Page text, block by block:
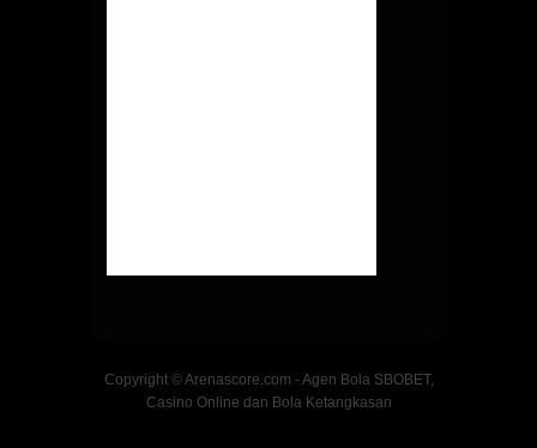
Copyright © Arenascore.com - Agen Bola SBOBET,
Casino Online dan Bola Ketangkasan